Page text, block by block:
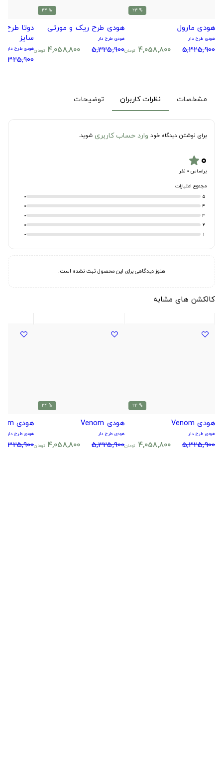
% 24
هودی مارول
هودی طرح دار
5,325,900
4,058,800 تومان
% 24
هودی طرح ریک و مورتی
هودی طرح دار
5,325,900
4,058,800 تومان
سایز
هودی طرح دار
5,325,900
مشخصات نظرات کاربران توضیحات
برای نوشتن دیدگاه خود وارد حساب کاربری شوید.
۰star
براساس 0 نفر
مجموع امتیازات
5
0
4
0
3
0
2
0
1
0
هنوز دیدگاهی برای این محصول ثبت نشده است.
کالکشن های مشابه
% 24
هودی Venom
هودی طرح دار
5,325,900
4,058,800 تومان
% 24
هودی Venom
هودی طرح دار
5,325,900
4,058,800 تومان
هودی Venom
هودی طرح دار
5,325,900